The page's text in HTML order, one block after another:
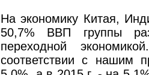
На экономику Китая,
50,7% ВВП группы
переходной
соответствии с нашим